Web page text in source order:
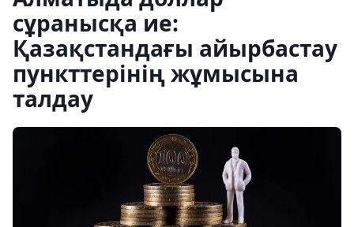
сұранысқа ие:
Қазақстандағы айырбастау
пункттерінің жұмысына
талдау